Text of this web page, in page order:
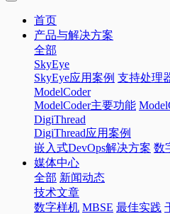
首页
产品与解决方案
全部
SkyEye
SkyEye应用案例 支持处理
ModelCoder
ModelCoder主要功能
DigiThread
DigiThread应用案例
嵌入式DevOps解决方案 数
媒体中心
全部 新闻动态
技术文章
数字样机 MBSE 最佳实践